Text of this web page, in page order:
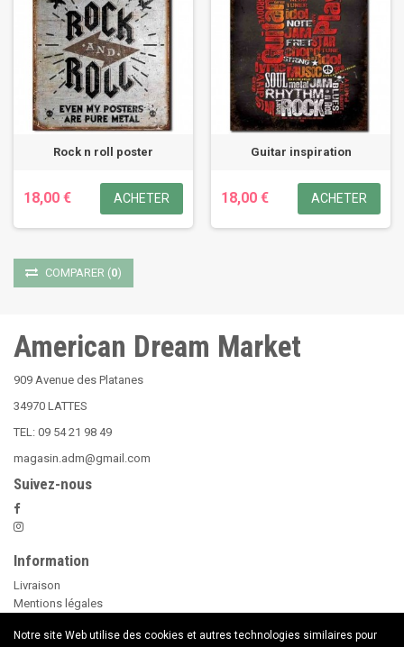
Notre site Web utilise des cookies et autres technologies similaires pour
Rock n roll poster
18,00 € ACHETER
Guitar inspiration
18,00 € ACHETER
COMPARER (0)
American Dream Market
909 Avenue des Platanes
34970 LATTES
TEL: 09 54 21 98 49
magasin.adm@gmail.com
Suivez-nous
Information
Livraison
Mentions légales
Paiement sécurisé